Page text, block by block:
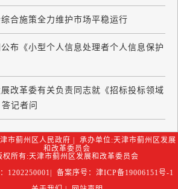
合施策全力维护市场平稳运行
布《小型个人信息处理者个人信息保护
展改革委有关负责同志就《招标投标领域
记者问
市蓟州区人民政府 | 承办单位:天津市蓟州区发展
和改革委员会
权所有:天津市蓟州区发展和改革委员会
1202250001| 备案序号：津ICP备19006151号-1